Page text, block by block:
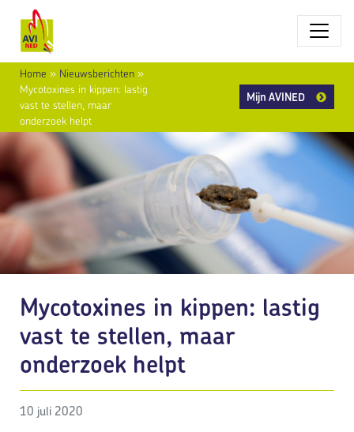
Home » Nieuwsberichten »
Mycotoxines in kippen: lastig
vast te stellen, maar
onderzoek helpt
Mijn AVINED
Mycotoxines in kippen: lastig
vast te stellen, maar
onderzoek helpt
10 juli 2020